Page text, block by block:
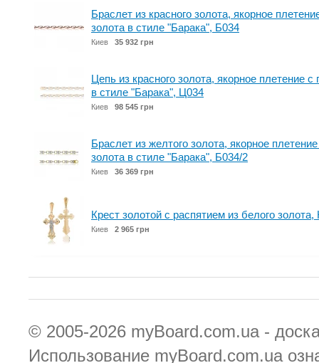
Браслет из красного золота, якорное
золота в стиле "Барака", Б034
Киев 35 932 грн
Цепь из красного золота, якорное плетение с
в стиле "Барака", Ц034
Киев 98 545 грн
Браслет из желтого золота, якорное
золота в стиле "Барака", Б034/2
Киев 36 369 грн
Крест золотой с распятием из белого золота,
Киев 2 965 грн
© 2005-2026 myBoard.com.ua -
Использование myBoard.com.ua